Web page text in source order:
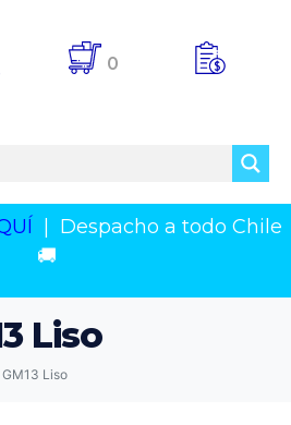
0
Despacho a todo Chile
🚚
Liso
GM13 Liso